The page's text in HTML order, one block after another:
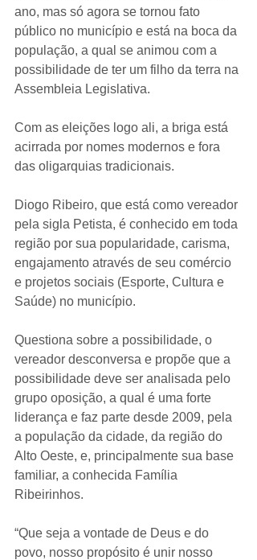
ano, mas só agora se tornou fato
público no município e está na boca da
população, a qual se animou com a
possibilidade de ter um filho da terra na
Assembleia Legislativa.
Com as eleições logo ali, a briga está
acirrada por nomes modernos e fora
das oligarquias tradicionais.
Diogo Ribeiro, que está como vereador
pela sigla Petista, é conhecido em toda
região por sua popularidade, carisma,
engajamento através de seu comércio
e projetos sociais (Esporte, Cultura e
Saúde) no município.
Questiona sobre a possibilidade, o
vereador desconversa e propõe que a
possibilidade deve ser analisada pelo
grupo oposição, a qual é uma forte
liderança e faz parte desde 2009, pela
a população da cidade, da região do
Alto Oeste, e, principalmente sua base
familiar, a conhecida Família
Ribeirinhos.
“Que seja a vontade de Deus e do
povo, nosso propósito é unir nosso